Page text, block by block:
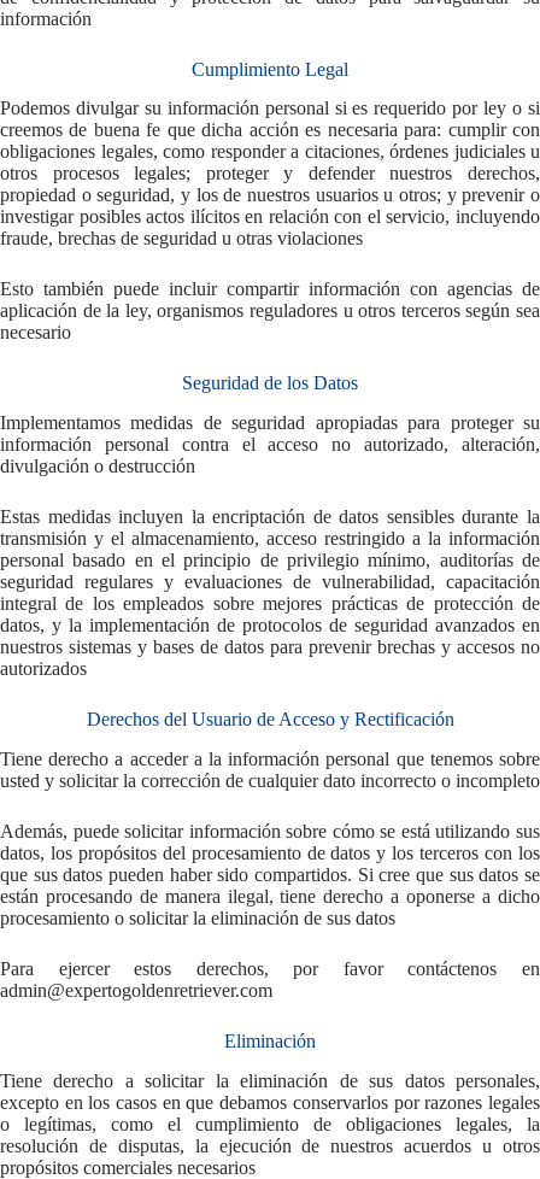
información
Cumplimiento Legal
Podemos divulgar su información personal si es requerido por ley o si
creemos de buena fe que dicha acción es necesaria para: cumplir con
obligaciones legales, como responder a citaciones, órdenes judiciales u
otros procesos legales; proteger y defender nuestros derechos,
propiedad o seguridad, y los de nuestros usuarios u otros; y prevenir o
investigar posibles actos ilícitos en relación con el servicio, incluyendo
fraude, brechas de seguridad u otras violaciones
Esto también puede incluir compartir información con agencias de
aplicación de la ley, organismos reguladores u otros terceros según sea
necesario
Seguridad de los Datos
Implementamos medidas de seguridad apropiadas para proteger su
información personal contra el acceso no autorizado, alteración,
divulgación o destrucción
Estas medidas incluyen la encriptación de datos sensibles durante la
transmisión y el almacenamiento, acceso restringido a la información
personal basado en el principio de privilegio mínimo, auditorías de
seguridad regulares y evaluaciones de vulnerabilidad, capacitación
integral de los empleados sobre mejores prácticas de protección de
datos, y la implementación de protocolos de seguridad avanzados en
nuestros sistemas y bases de datos para prevenir brechas y accesos no
autorizados
Derechos del Usuario de Acceso y Rectificación
Tiene derecho a acceder a la información personal que tenemos sobre
usted y solicitar la corrección de cualquier dato incorrecto o incompleto
Además, puede solicitar información sobre cómo se está utilizando sus
datos, los propósitos del procesamiento de datos y los terceros con los
que sus datos pueden haber sido compartidos. Si cree que sus datos se
están procesando de manera ilegal, tiene derecho a oponerse a dicho
procesamiento o solicitar la eliminación de sus datos
Para ejercer estos derechos, por favor contáctenos en
admin@expertogoldenretriever.com
Eliminación
Tiene derecho a solicitar la eliminación de sus datos personales,
excepto en los casos en que debamos conservarlos por razones legales
o legítimas, como el cumplimiento de obligaciones legales, la
resolución de disputas, la ejecución de nuestros acuerdos u otros
propósitos comerciales necesarios